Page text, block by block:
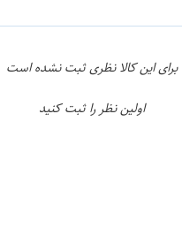
برای این کالا نظری ثبت نشده است
اولین نظر را ثبت کنید